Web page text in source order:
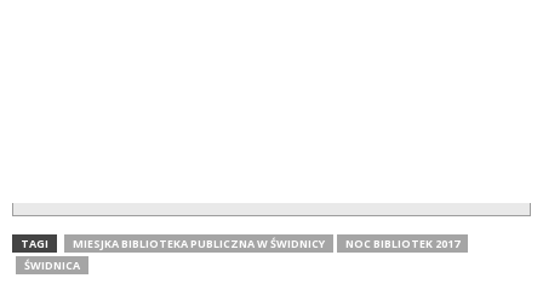
TAGI MIESJKA BIBLIOTEKA PUBLICZNA W ŚWIDNICY
NOC BIBLIOTEK 2017
ŚWIDNICA